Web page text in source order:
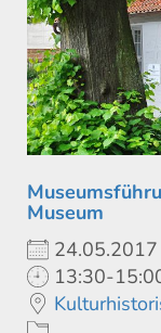
Museum
13:30-